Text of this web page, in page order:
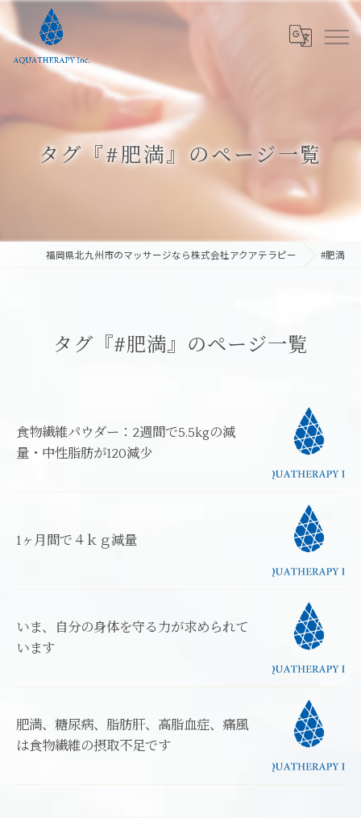
タグ『#肥満』のページ一覧
福岡県北九州市のマッサージなら株式会社アクアテラピー #肥満
タグ『#肥満』のページ一覧
食物繊維パウダー：2週間で5.5kgの減
量・中性脂肪が120減少
1ヶ月間で４ｋｇ減量
いま、自分の身体を守る力が求められて
います
肥満、糖尿病、脂肪肝、高脂血症、痛風
は食物繊維の摂取不足です